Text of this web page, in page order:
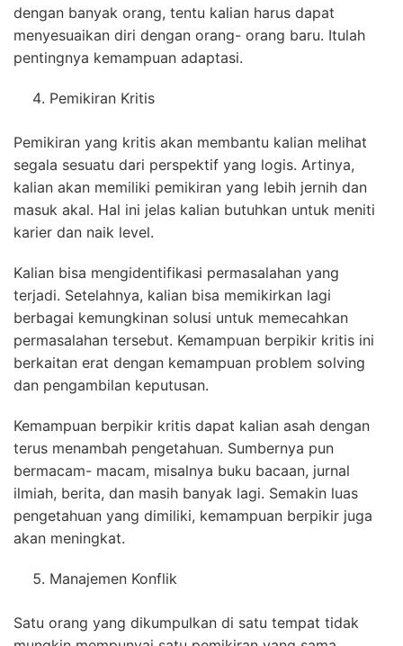
dengan banyak orang, tentu kalian harus dapat
menyesuaikan diri dengan orang- orang baru. Itulah
pentingnya kemampuan adaptasi.
Pemikiran Kritis
Pemikiran yang kritis akan membantu kalian melihat
segala sesuatu dari perspektif yang logis. Artinya,
kalian akan memiliki pemikiran yang lebih jernih dan
masuk akal. Hal ini jelas kalian butuhkan untuk meniti
karier dan naik level.
Kalian bisa mengidentifikasi permasalahan yang
terjadi. Setelahnya, kalian bisa memikirkan lagi
berbagai kemungkinan solusi untuk memecahkan
permasalahan tersebut. Kemampuan berpikir kritis ini
berkaitan erat dengan kemampuan problem solving
dan pengambilan keputusan.
Kemampuan berpikir kritis dapat kalian asah dengan
terus menambah pengetahuan. Sumbernya pun
bermacam- macam, misalnya buku bacaan, jurnal
ilmiah, berita, dan masih banyak lagi. Semakin luas
pengetahuan yang dimiliki, kemampuan berpikir juga
akan meningkat.
Manajemen Konflik
Satu orang yang dikumpulkan di satu tempat tidak